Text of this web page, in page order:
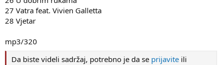
27 Vatra feat. Vivien Galletta
28 Vjetar
mp3/320
Da biste videli sadržaj, potrebno je da se prijavite ili